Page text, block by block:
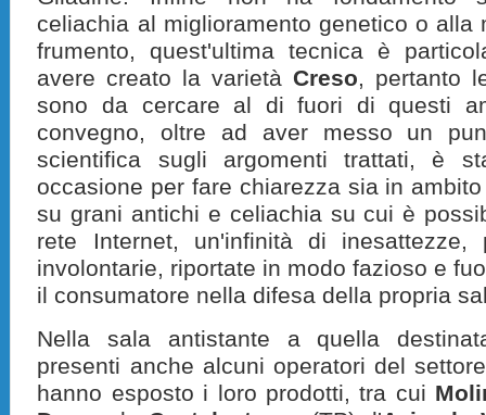
celiachia al miglioramento genetico o alla
frumento, quest'ultima tecnica è
avere creato la varietà Creso, pertanto
sono da cercare al di fuori di questi
convegno, oltre ad aver messo un
scientifica sugli argomenti trattati, è
occasione per fare chiarezza sia in
su grani antichi e celiachia su cui è
rete Internet, un'infinità di inesattezze,
involontarie, riportate in modo fazioso e
il consumatore nella difesa della propria
Nella sala antistante a quella
presenti anche alcuni operatori del
hanno esposto i loro prodotti, tra cui